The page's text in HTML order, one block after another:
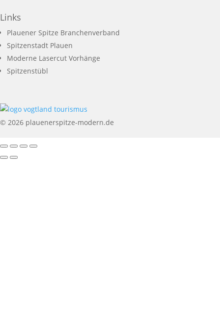
Links
Plauener Spitze Branchenverband
Spitzenstadt Plauen
Moderne Lasercut Vorhänge
Spitzenstübl
© 2026 plauenerspitze-modern.de